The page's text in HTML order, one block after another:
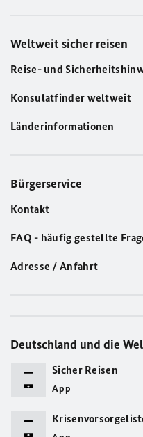
Weltweit sicher reisen
Reise- und
Konsulatfinder weltweit
Länderinformationen
Bürgerservice
Kontakt
FAQ - häufig gestellte
Adresse / Anfahrt
Deutschland und die
Sicher Reisen
App